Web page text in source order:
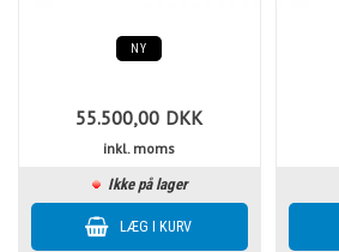
NY
55.500,00 DKK
inkl. moms
Ikke på lager